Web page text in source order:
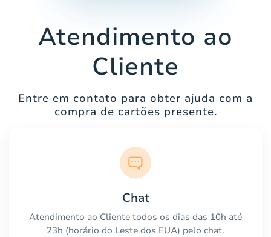
Atendimento ao
Cliente
Entre em contato para obter ajuda com a
compra de cartões presente.
Chat
Atendimento ao Cliente todos os dias das 10h até
23h (horário do Leste dos EUA) pelo chat.